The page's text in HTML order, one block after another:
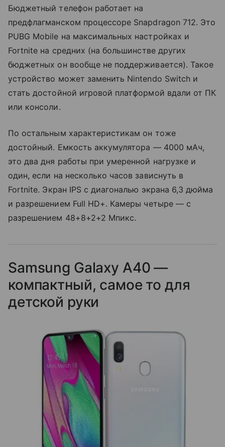
Бюджетный телефон работает на
предфлагманском процессоре Snapdragon 712. Это
PUBG Mobile на максимальных настройках и
Fortnite на средних (на большинстве других
бюджетных он вообще не поддерживается). Такое
устройство может заменить Nintendo Switch и
стать достойной игровой платформой вдали от ПК
или консоли.
По остальным характеристикам он тоже
достойный. Емкость аккумулятора — 4000 мАч,
это два дня работы при умеренной нагрузке и
один, если на несколько часов зависнуть в
Fortnite. Экран IPS с диагональю экрана 6,3 дюйма
и разрешением Full HD+. Камеры четыре — с
разрешением 48+8+2+2 Мпикс.
Samsung Galaxy A40 —
компактный, самое то для
детской руки